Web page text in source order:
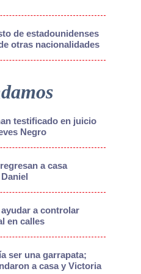
de estadounidenses
otras nacionalidades
testificado en juicio
Negro
a casa
a controlar
en calles
ser una garrapata;
a casa y Victoria